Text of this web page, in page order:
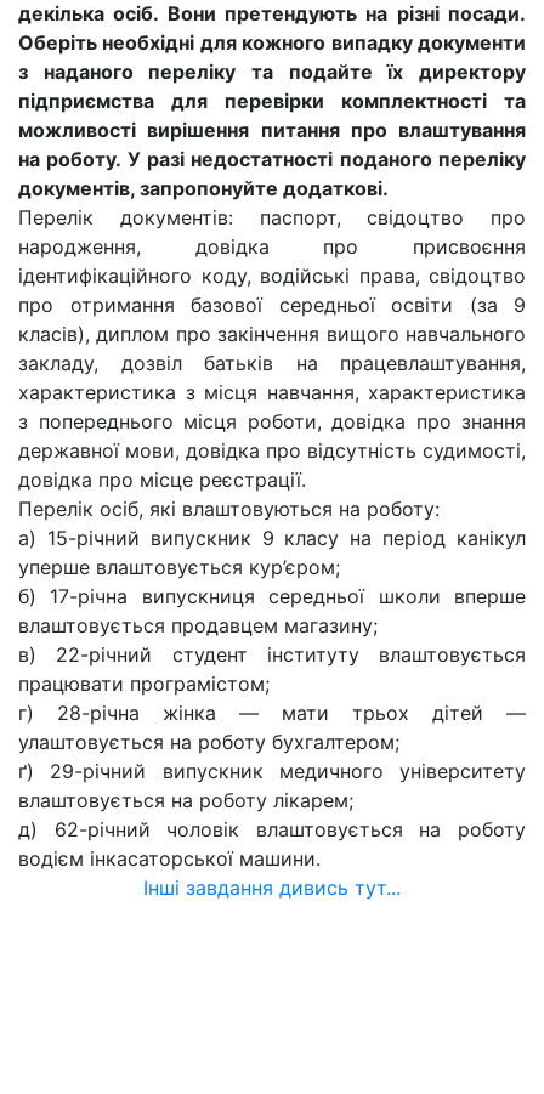
декілька осіб. Вони претендують на різні посади.
Оберіть необхідні для кожного випадку документи
з наданого переліку та подайте їх директору
підприємства для перевірки комплектності та
можливості вирішення питання про влаштування
на роботу. У разі недостатності поданого переліку
документів, запропонуйте додаткові.
Перелік документів: паспорт, свідоцтво про
народження, довідка про присвоєння
ідентифікаційного коду, водійські права, свідоцтво
про отримання базової середньої освіти (за 9
класів), диплом про закінчення вищого навчального
закладу, дозвіл батьків на працевлаштування,
характеристика з місця навчання, характеристика
з попереднього місця роботи, довідка про знання
державної мови, довідка про відсутність судимості,
довідка про місце реєстрації.
Перелік осіб, які влаштовуються на роботу:
а) 15-річний випускник 9 класу на період канікул
уперше влаштовується кур’єром;
б) 17-річна випускниця середньої школи вперше
влаштовується продавцем магазину;
в) 22-річний студент інституту влаштовується
працювати програмістом;
г) 28-річна жінка — мати трьох дітей —
улаштовується на роботу бухгалтером;
ґ) 29-річний випускник медичного університету
влаштовується на роботу лікарем;
д) 62-річний чоловік влаштовується на роботу
водієм інкасаторської машини.
Інші завдання дивись тут...